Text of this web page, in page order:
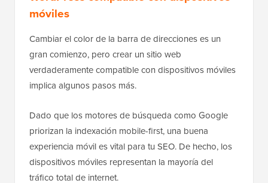
Consejos adicionales para crear un sitio
móviles
Cambiar el color de la barra de direcciones es un
gran comienzo, pero crear un sitio web
implica algunos pasos más.
Dado que los motores de búsqueda como Google
priorizan la indexación mobile-first, una buena
experiencia móvil es vital para tu SEO. De hecho, los